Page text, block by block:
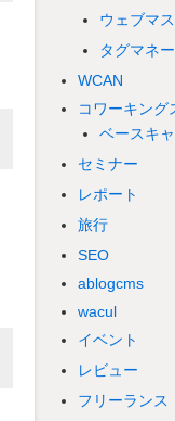
ウェブマ
タグマネ
WCAN
コワーキング
ベースキ
セミナー
レポート
旅行
SEO
ablogcms
wacul
イベント
レビュー
フリーランス